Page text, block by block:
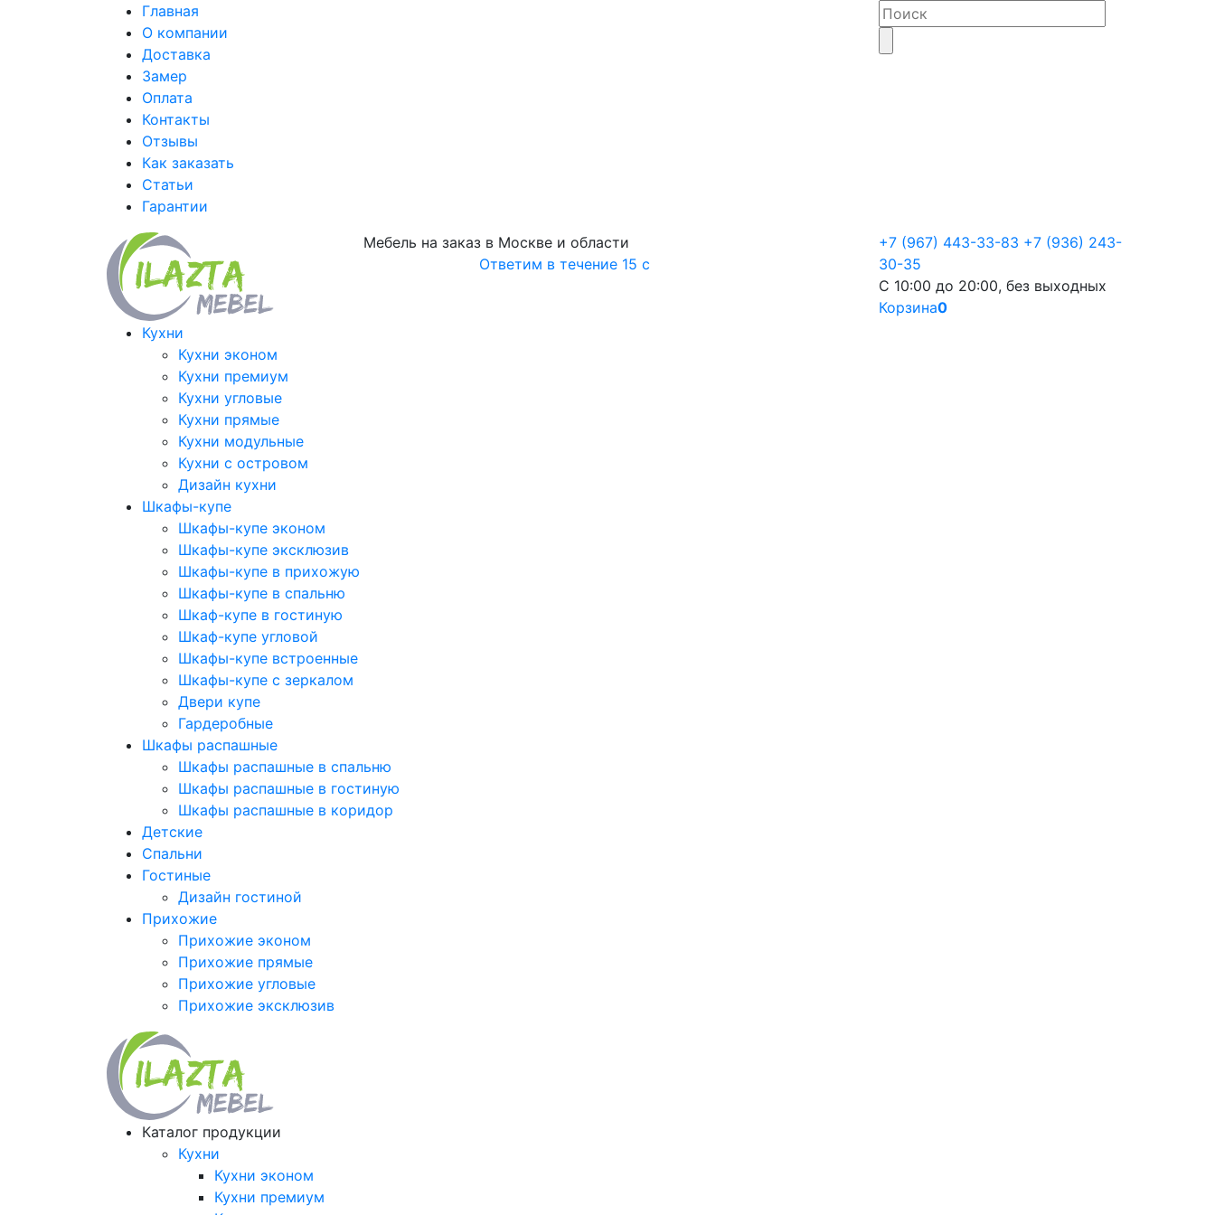
Главная
О компании
Доставка
Замер
Оплата
Контакты
Отзывы
Как заказать
Статьи
Гарантии
Мебель на заказ в Москве и области
Ответим в течение 15 с
+7 (967) 443-33-83 +7 (936) 243-
30-35
С 10:00 до 20:00, без выходных
Корзина0
Кухни
Кухни эконом
Кухни премиум
Кухни угловые
Кухни прямые
Кухни модульные
Кухни с островом
Дизайн кухни
Шкафы-купе
Шкафы-купе эконом
Шкафы-купе эксклюзив
Шкафы-купе в прихожую
Шкафы-купе в спальню
Шкаф-купе в гостиную
Шкаф-купе угловой
Шкафы-купе встроенные
Шкафы-купе с зеркалом
Двери купе
Гардеробные
Шкафы распашные
Шкафы распашные в спальню
Шкафы распашные в гостиную
Шкафы распашные в коридор
Детские
Спальни
Гостиные
Дизайн гостиной
Прихожие
Прихожие эконом
Прихожие прямые
Прихожие угловые
Прихожие эксклюзив
Каталог продукции
Кухни
Кухни эконом
Кухни премиум